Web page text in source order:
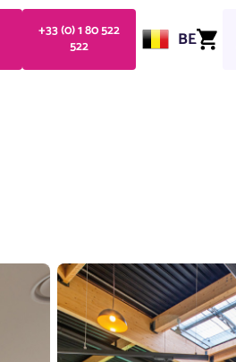
+33 (0) 1 80 522
522 BE